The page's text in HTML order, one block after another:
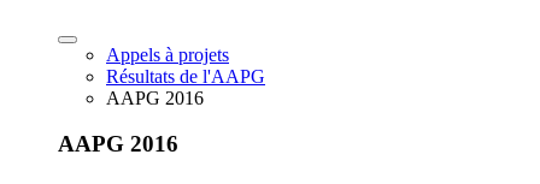
Appels à projets
Résultats de l'AAPG
AAPG 2016
AAPG 2016